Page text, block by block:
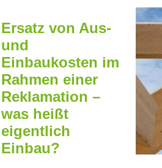
Ersatz von Aus-
und
Einbaukosten im
Rahmen einer
Reklamation –
was heißt
eigentlich
Einbau?